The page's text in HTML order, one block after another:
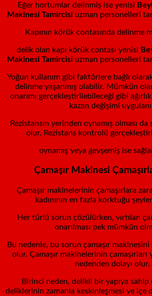
Eğer hortumlar delinmiş ise yenisi
Makinesi Tamircisi uzman personelleri
Kapının körük contasında delinme
delik olan kapı körük contası yenisi
Makinesi Tamircisi uzman personelleri
Yoğun kullanım gibi faktörlere bağlı
delinme yaşanmış olabilir. Mümkün
onarımı gerçekleştirilebileceği gibi
kazan değişimi
Rezistansın yerinden oynamış olması da
olur. Rezistans kontrolü
oynamış veya gevşemiş ise
Çamaşır Makinesi
Çamaşır makinelerinin çamaşırlara
kadınının en fazla korktuğu
Her türlü sorun çözülürken, yırtılan
onarılması pek mümkün
Bu nedenle, bu sorun çamaşır makinesini
olur. Çamaşır makinelerinin çamaşırları
nedenden dolayı olur.
Birinci neden, delikli bir yapıya sahip
deliklerinin zamanla keskinleşmesi ve içe